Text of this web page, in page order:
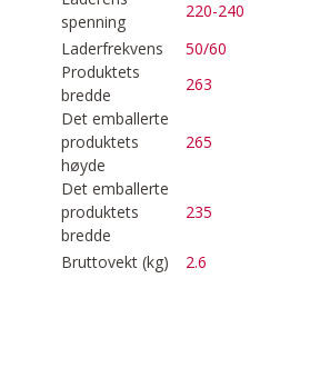
spenning
220-240
Laderfrekvens
50/60
Produktets
bredde
263
Det emballerte
produktets
høyde
265
Det emballerte
produktets
bredde
235
Bruttovekt (kg)
2.6